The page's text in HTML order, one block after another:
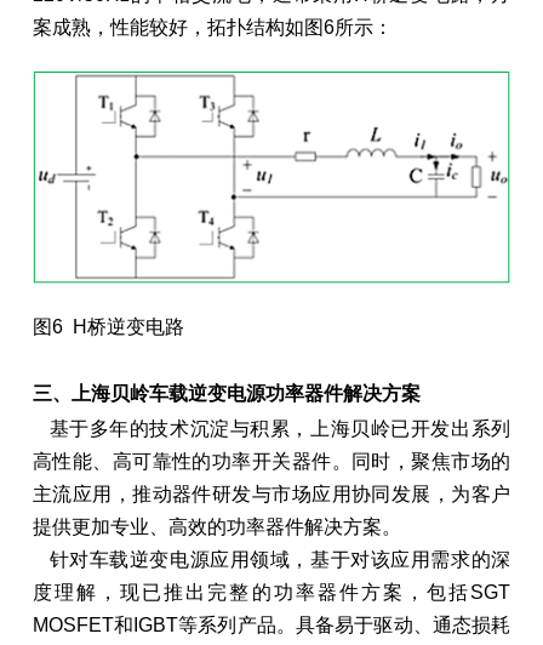
案成熟，性能较好，拓扑结构如图6所示：
图6 H桥逆变电路
三、上海贝岭车载逆变电源功率器件解决方案
基于多年的技术沉淀与积累，上海贝岭已开发出系列
高性能、高可靠性的功率开关器件。同时，聚焦市场的
主流应用，推动器件研发与市场应用协同发展，为客户
提供更加专业、高效的功率器件解决方案。
针对车载逆变电源应用领域，基于对该应用需求的深
度理解，现已推出完整的功率器件方案，包括SGT
MOSFET和IGBT等系列产品。具备易于驱动、通态损耗